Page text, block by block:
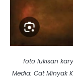
foto lukisan
Media: Cat Minyak